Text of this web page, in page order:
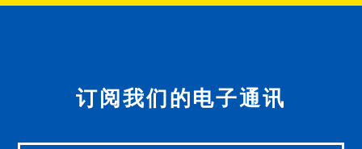
订阅我们的电子通讯